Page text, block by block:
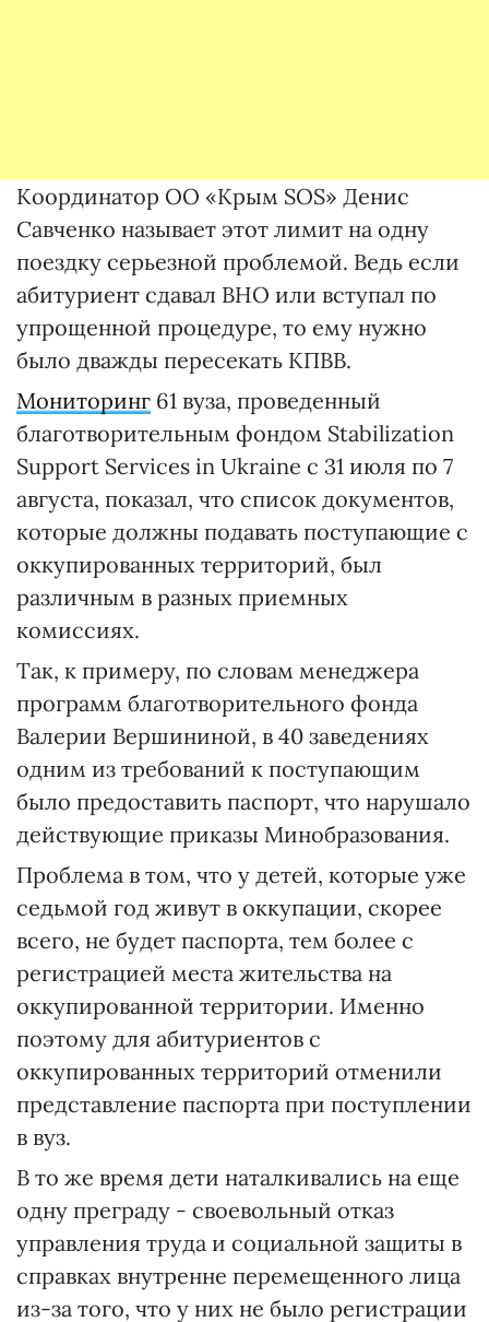
Координатор ОО «Крым SOS» Денис
Савченко называет этот лимит на одну
поездку серьезной проблемой. Ведь если
абитуриент сдавал ВНО или вступал по
упрощенной процедуре, то ему нужно
было дважды пересекать КПВВ.
Мониторинг 61 вуза, проведенный
благотворительным фондом Stabilization
Support Services in Ukraine с 31 июля по 7
августа, показал, что список документов,
которые должны подавать поступающие с
оккупированных территорий, был
различным в разных приемных
комиссиях.
Так, к примеру, по словам менеджера
программ благотворительного фонда
Валерии Вершининой, в 40 заведениях
одним из требований к поступающим
было предоставить паспорт, что нарушало
действующие приказы Минобразования.
Проблема в том, что у детей, которые уже
седьмой год живут в оккупации, скорее
всего, не будет паспорта, тем более с
регистрацией места жительства на
оккупированной территории. Именно
поэтому для абитуриентов с
оккупированных территорий отменили
представление паспорта при поступлении
в вуз.
В то же время дети наталкивались на еще
одну преграду - своевольный отказ
управления труда и социальной защиты в
справках внутренне перемещенного лица
из-за того, что у них не было регистрации